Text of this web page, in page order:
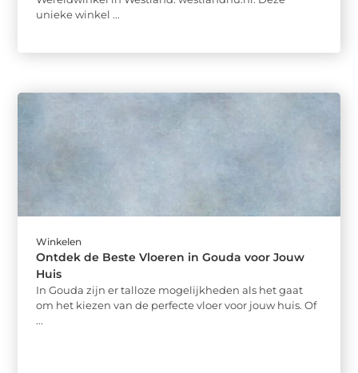
unieke winkel ...
Winkelen
Ontdek de Beste Vloeren in Gouda voor Jouw
Huis
In Gouda zijn er talloze mogelijkheden als het gaat
om het kiezen van de perfecte vloer voor jouw huis. Of
...